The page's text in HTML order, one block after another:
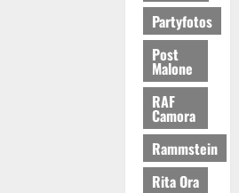
Partyfotos
Post
Malone
RAF
Camora
Rammstein
Rita Ora